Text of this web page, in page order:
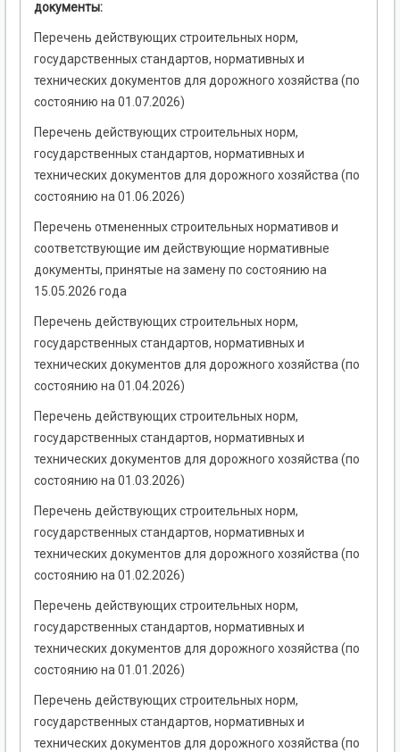
документы:
Перечень действующих строительных норм,
государственных стандартов, нормативных и
технических документов для дорожного хозяйства (по
состоянию на 01.07.2026)
Перечень действующих строительных норм,
государственных стандартов, нормативных и
технических документов для дорожного хозяйства (по
состоянию на 01.06.2026)
Перечень отмененных строительных нормативов и
соответствующие им действующие нормативные
документы, принятые на замену по состоянию на
15.05.2026 года
Перечень действующих строительных норм,
государственных стандартов, нормативных и
технических документов для дорожного хозяйства (по
состоянию на 01.04.2026)
Перечень действующих строительных норм,
государственных стандартов, нормативных и
технических документов для дорожного хозяйства (по
состоянию на 01.03.2026)
Перечень действующих строительных норм,
государственных стандартов, нормативных и
технических документов для дорожного хозяйства (по
состоянию на 01.02.2026)
Перечень действующих строительных норм,
государственных стандартов, нормативных и
технических документов для дорожного хозяйства (по
состоянию на 01.01.2026)
Перечень действующих строительных норм,
государственных стандартов, нормативных и
технических документов для дорожного хозяйства (по